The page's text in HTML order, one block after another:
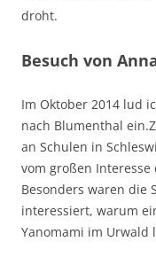
droht.
Besuch von
Im Oktober 2014 lud
nach Blumenthal
an Schulen in
vom großen Interesse
Besonders waren die
interessiert, warum
Yanomami im Urwald